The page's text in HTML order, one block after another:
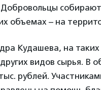
Добровольцы
объемах – на
Кудашева, на
видов сырья. В
рублей.